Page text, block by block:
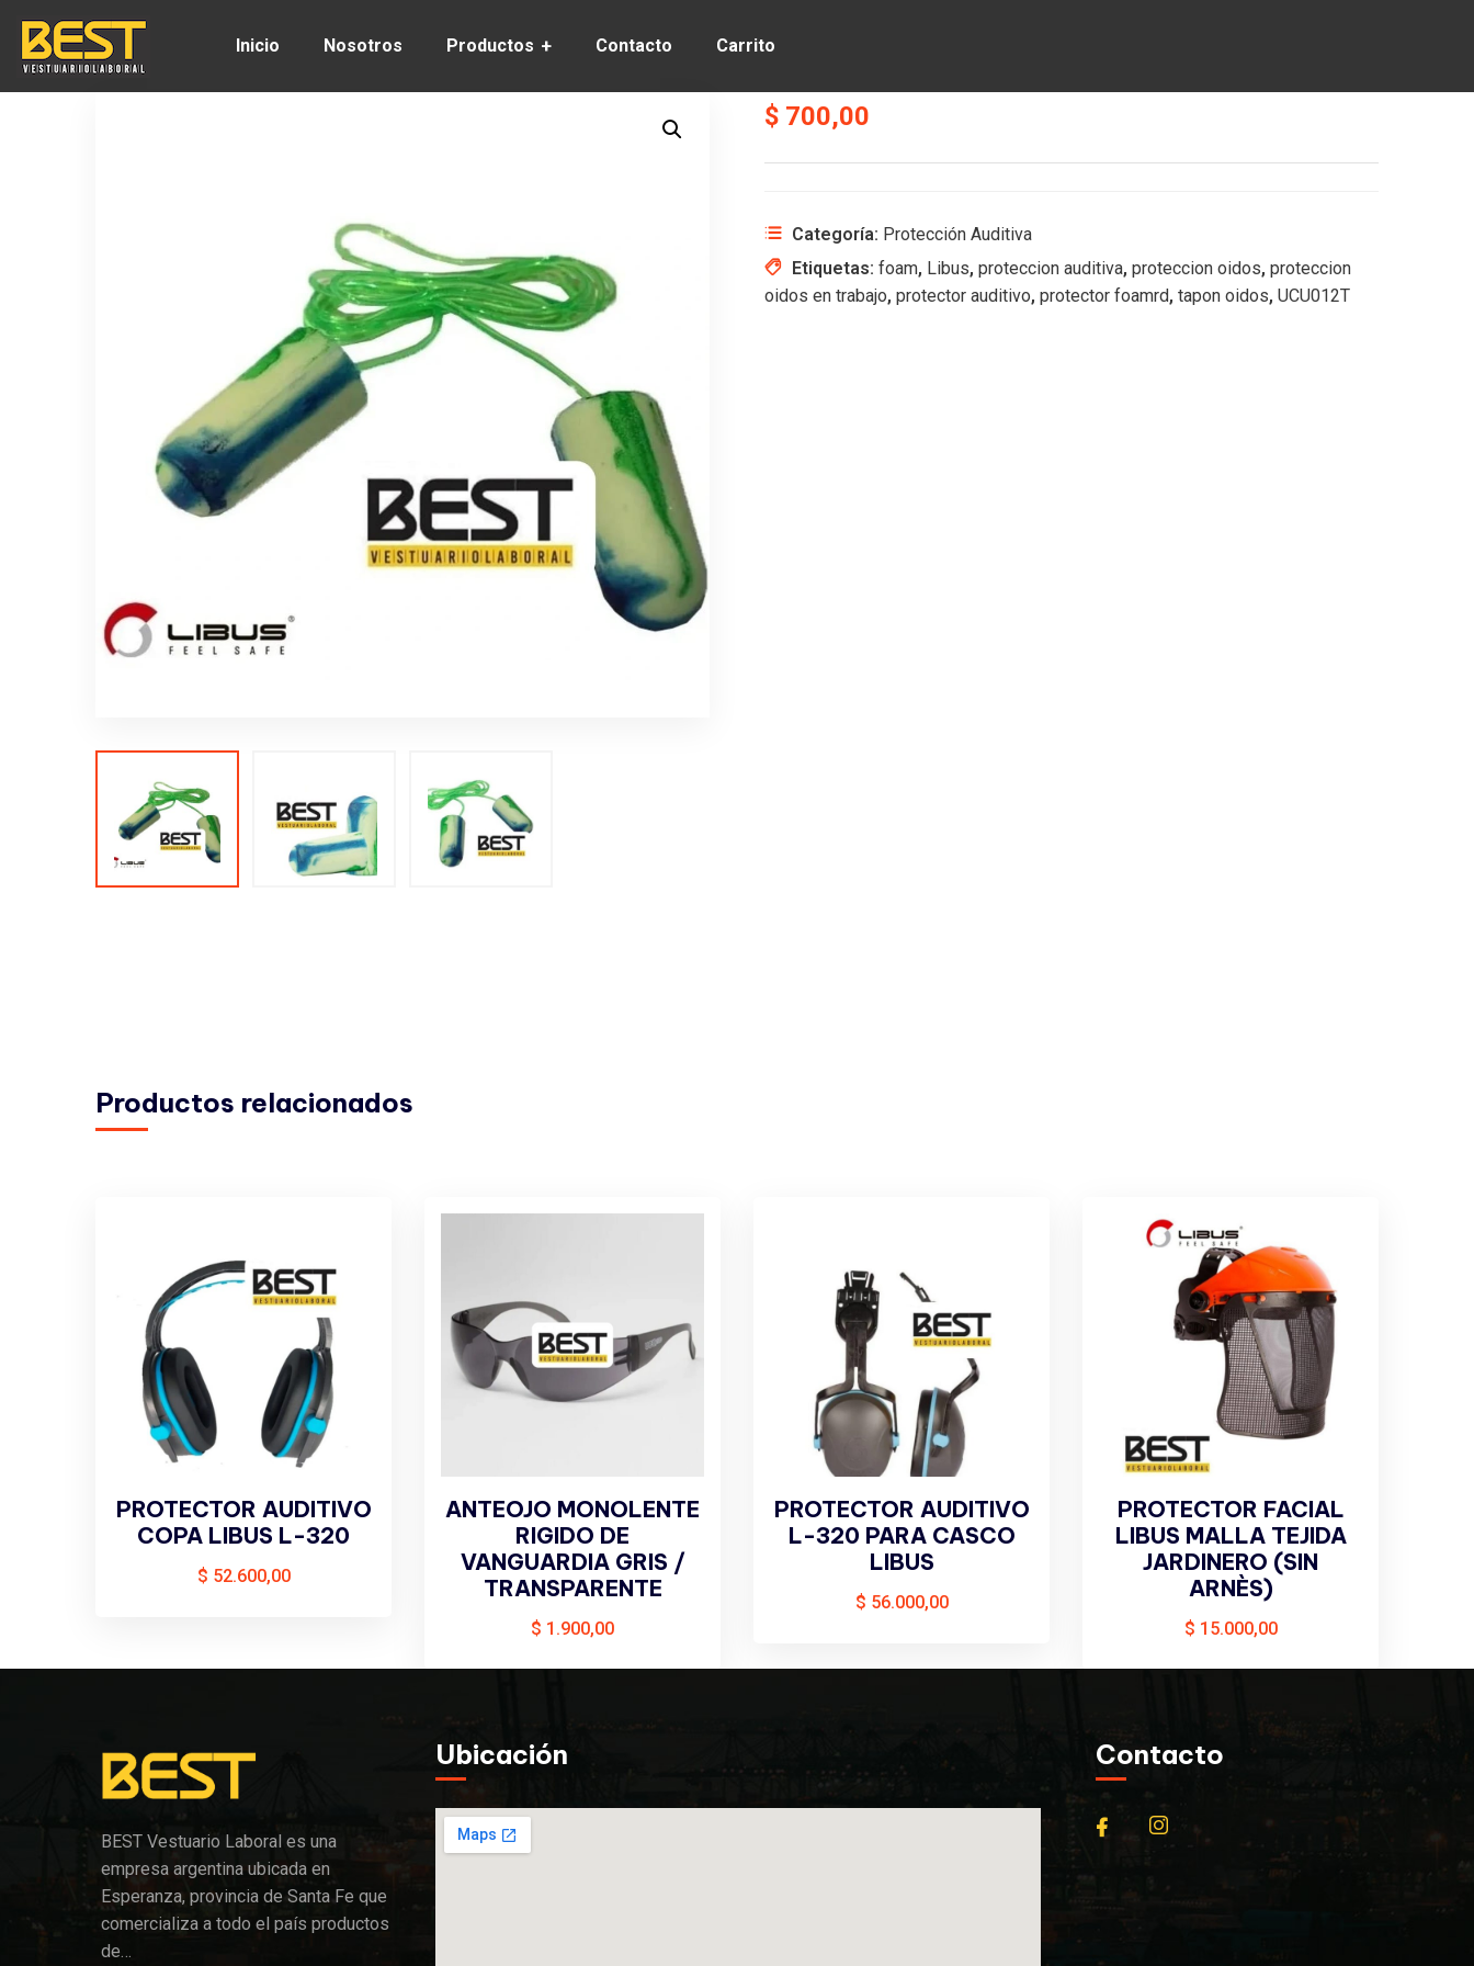
Inicio Nosotros Productos Contacto Carrito
$ 700,00
Categoría: Protección Auditiva
Etiquetas: foam, Libus, proteccion auditiva, proteccion oidos, proteccion
oidos en trabajo, protector auditivo, protector foamrd, tapon oidos, UCU012T
Productos relacionados
PROTECTOR AUDITIVO
COPA LIBUS L-320
$ 52.600,00
ANTEOJO MONOLENTE
RIGIDO DE
VANGUARDIA GRIS /
TRANSPARENTE
$ 1.900,00
PROTECTOR AUDITIVO
L-320 PARA CASCO
LIBUS
$ 56.000,00
PROTECTOR FACIAL
LIBUS MALLA TEJIDA
JARDINERO (SIN
ARNÈS)
$ 15.000,00
BEST Vestuario Laboral es una
empresa argentina ubicada en
Esperanza, provincia de Santa Fe que
comercializa a todo el país productos
de…
Ubicación Contacto